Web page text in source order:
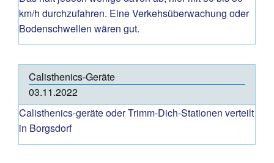
km/h durchzufahren. Eine Verkehsüberwachung oder
Bodenschwellen wären gut.
Calisthenics-Geräte
03.11.2022
Calisthenics-geräte oder Trimm-Dich-Stationen verteilt
in Borgsdorf